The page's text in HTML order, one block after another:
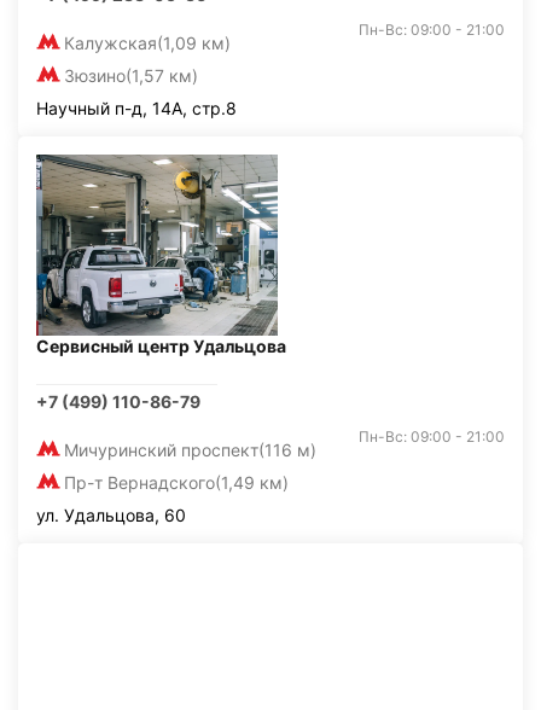
Калужская(1,09 км)
Зюзино(1,57 км)
Пн-Вс: 09:00 - 21:00
Научный п-д, 14А, стр.8
Сервисный центр Удальцова
+7 (499) 110-86-79
Мичуринский проспект(116 м)
Пр-т Вернадского(1,49 км)
Пн-Вс: 09:00 - 21:00
ул. Удальцова, 60